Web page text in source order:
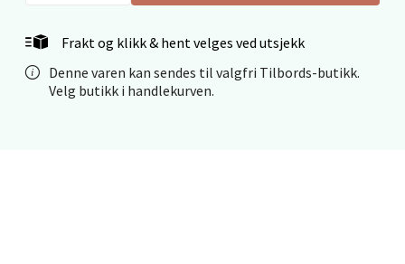
Frakt og klikk & hent velges ved utsjekk
Denne varen kan sendes til valgfri Tilbords-butikk.
Velg butikk i handlekurven.
Levanger - Magneten